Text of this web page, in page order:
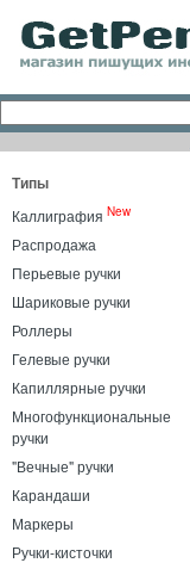
Типы
Каллиграфия New
Распродажа
Перьевые ручки
Шариковые ручки
Роллеры
Гелевые ручки
Капиллярные ручки
Многофункциональные
ручки
"Вечные" ручки
Карандаши
Маркеры
Ручки-кисточки